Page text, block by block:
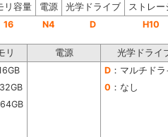
リ容量 電源 光学ドライブ
ストレー
16 N4 D H10
リ 電源
光学ドライ
D ：マルチド
32GB 0 ：なし
64GB